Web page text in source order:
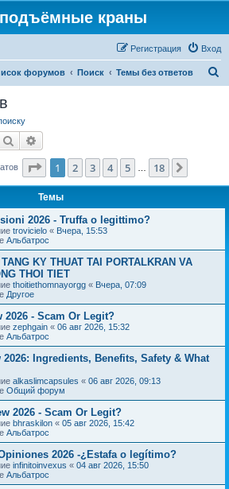
краны
Вход
Регистрация
форумов Поиск Темы без ответов
Поиск
Страница из 18
1 2 3 4 5 18
Темы
2026 - Truffa o legittimo?
trovicielo « Вчера, 15:53
Альбатрос
KY THUAT TAI PORTALKRAN VA
THOI TIET
thoitiethomnayorgg « Вчера, 07:09
Другое
2026 - Scam Or Legit?
zephgain « 06 авг 2026, 15:32
Альбатрос
Ingredients, Benefits, Safety & What
alkaslimcapsules « 06 авг 2026, 09:13
Общий форум
2026 - Scam Or Legit?
bhraskilon « 05 авг 2026, 15:42
Альбатрос
2026 -¿Estafa o legítimo?
infinitoinvexus « 04 авг 2026, 15:50
Альбатрос